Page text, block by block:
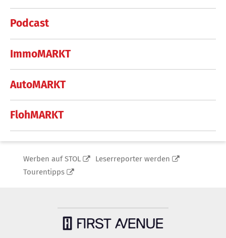
Podcast
ImmoMARKT
AutoMARKT
FlohMARKT
Werben auf STOL
Leserreporter werden
Tourentipps